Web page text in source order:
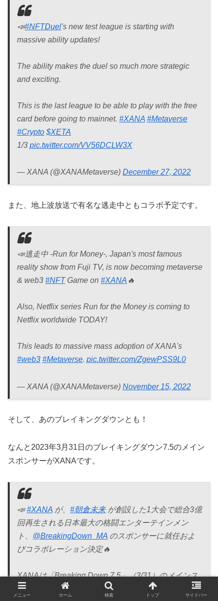
📣#NFTDuel's new test league is starting with
massive ability updates!
The ability makes the duel so much more strategic
and exciting.
This is the last league to be able to play with the free
card before going to mainnet. #XANA #Metaverse
#Crypto $XETA
1/3 pic.twitter.com/VV56DCLW3X
— XANA (@XANAMetaverse) December 27, 2022
また、地上波放送で有名な逃走中ともコラボ予定です。
📣逃走中 -Run for Money-, Japan's most famous
reality show from Fuji TV, is now becoming metaverse
& web3 #NFTGame on #XANA 🔥
Also, Netflix series Run for the Money is coming to
Netflix worldwide TODAY!
This leads to massive mass adoption of XANA's
#web3 #Metaverse. pic.twitter.com/ZgewPSS9L0
— XANA (@XANAMetaverse) November 15, 2022
そして、あのブレイキングダウンとも！
なんと2023年3月31日のブレイキングダウン7.5のメイン
スポンサーがXANAです。
📣#XANA が、 #朝倉未来が創設した1大会で総合3億
回再生される日本最大の格闘エンターテインメン
ト、 @BreakingDown_MA のスポンサーに就任およ
びコラボレーション決定🔥
XANAは「Breaking Down 7.5」（3/31）のメインス
ポンサーになり、
#メタバース
で戦えるコラボ
メニュー ホーム 検索 トップ サイドバー